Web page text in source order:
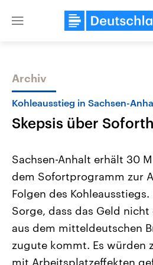
Close
Themen
Landtagswahl Sachsen-Anhalt
2026
Alle Informationen
Sachsen-Anhalt wählt am 6.
September 2026 einen neuen
Landtag. Seit 2021 wird das
Bundesland von einer Koalition aus
Archiv
Kohleausstieg in Sachsen-
Skepsis über
Sachsen-Anhalt erhält 30
dem Sofortprogramm zur
Folgen des
Sorge, dass das Geld
aus dem mitteldeutschen
zugute kommt. Es würden
mit Arbeitsplatzeffekten